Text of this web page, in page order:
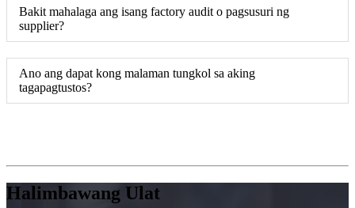
Bakit mahalaga ang isang factory audit o pagsusuri ng
supplier?
Ano ang dapat kong malaman tungkol sa aking
tagapagtustos?
Halimbawang Ulat